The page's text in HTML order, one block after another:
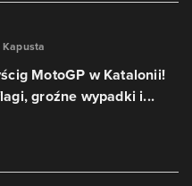
MotoGP w Katalonii!
groźne wypadki i...